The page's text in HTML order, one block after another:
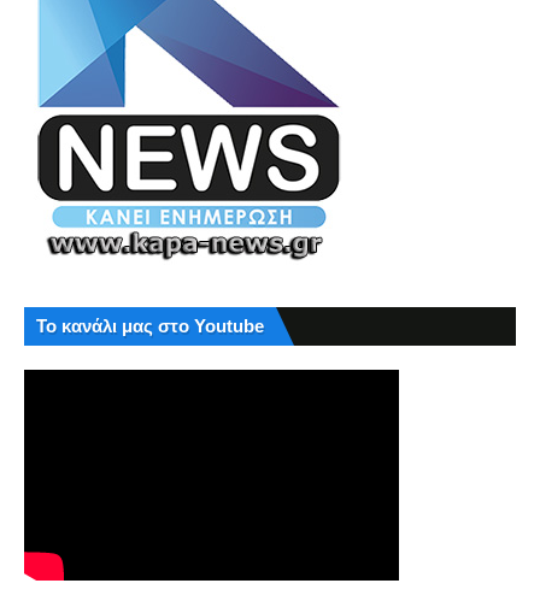
Το κανάλι μας στο Youtube